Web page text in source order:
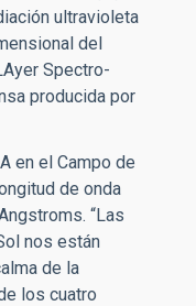
ultravioleta
del
Spectro-
producida por
en el Campo de
de onda
“Las
nos están
de la
los cuatro